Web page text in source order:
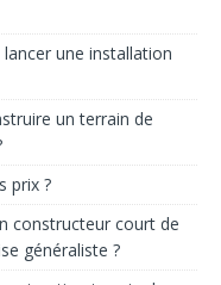
une installation
un terrain de
prix ?
constructeur court de
généraliste ?